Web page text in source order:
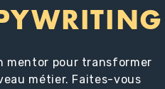
mentor pour transformer
métier. Faites-vous